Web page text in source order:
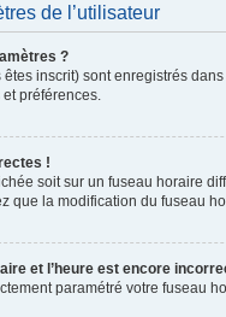
de l’utilisateur
?
inscrit) sont enregistrés
préférences.
!
soit sur un fuseau horaire
que la modification du fuseau
et l’heure est encore
paramétré votre fuseau